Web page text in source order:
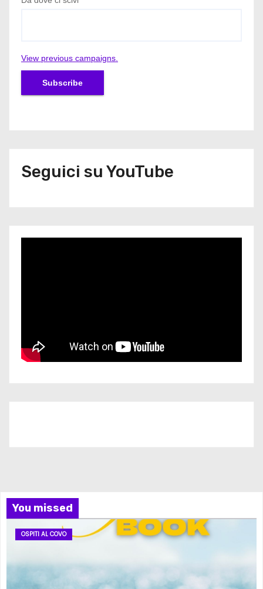
View previous campaigns.
Seguici su YouTube
You missed
OSPITI AL COVO